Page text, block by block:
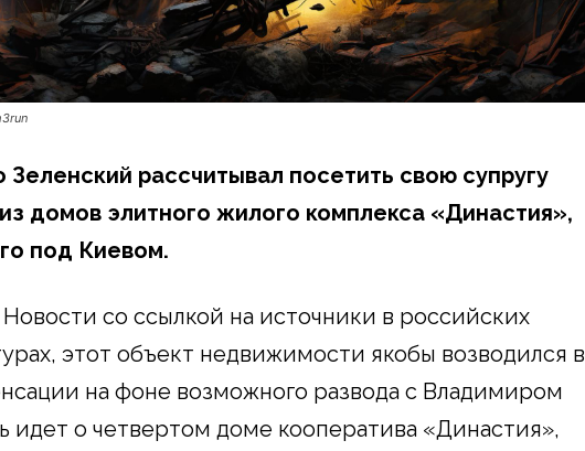
рассчитывал посетить свою супругу
домов элитного жилого комплекса «Династия»,
под Киевом.
со ссылкой на источники в российских
этот объект недвижимости якобы возводился в
на фоне возможного развода с Владимиром
идет о четвертом доме кооператива «Династия»,